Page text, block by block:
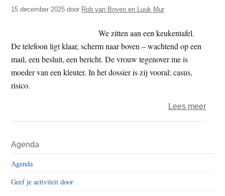
t
e
t
e
15 december 2025 door Rob van Boven en Luuk Mur
We zitten aan een keukentafel.
De telefoon ligt klaar, scherm naar boven – wachtend op een
mail, een besluit, een bericht. De vrouw tegenover me is
moeder van een kleuter. In het dossier is zij vooral: casus,
risico.
Lees meerover
Sidebar
Agenda
Agenda
Geef je activiteit door